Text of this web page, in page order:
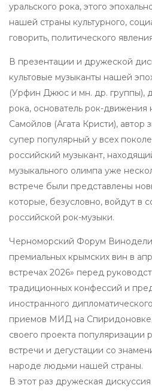
уральского рока, этого
нашей страны культурного,
говорить, политического
В презентации и дружеской
культовые музыканты нашей
(Урфин Джюс и мн. др. группы),
рока, основатель рок-
Самойлов (Агата Кристи), автор
супер популярный у всех
российский музыкант,
музыкального олимпа уже
встрече были представлены
которые, безусловно, войдут в
российской рок-музыки.
Черноморский Форум
премиальных крымских вин в
встречах 2026» перед
традиционных конфессий и
иностранного
приемов МИД на
своего проекта популяризации
встречи и дегустации со
народе людьми нашей страны.
В этот раз дружеская